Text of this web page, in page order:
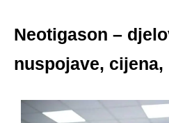
Neotigason –
nuspojave,